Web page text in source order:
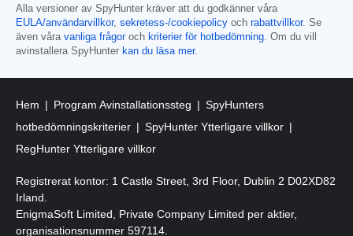
Alla versioner av SpyHunter kräver att du godkänner våra
EULA/användarvillkor, sekretess-/cookiepolicy och rabattvillkor. Se
även våra vanliga frågoroch kriterier för hotbedömning. Om du vill
avinstallera SpyHunter kan du läsa mer.
Hem Program Avinstallationssteg
SpyHunters
hotbedömningskriterier
SpyHunter Ytterligare villkor
RegHunter Ytterligare villkor
Registrerat kontor: 1 Castle Street, 3rd Floor, Dublin 2 D02XD82
Irland.
EnigmaSoft Limited, Private Company Limited per aktier,
organisationsnummer 597114.